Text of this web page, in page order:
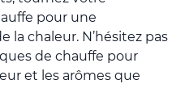
pour une
chaleur. N’hésitez pas
de chauffe pour
et les arômes que